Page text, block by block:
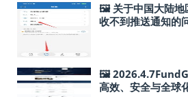
🖼 关于中国大陆
收不到推送通知的
🖼
高效、安全与全球